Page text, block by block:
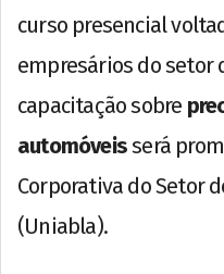
curso presencial
empresários do setor
capacitação sobre
automóveisserá
Corporativa do Setor
(Uniabla).